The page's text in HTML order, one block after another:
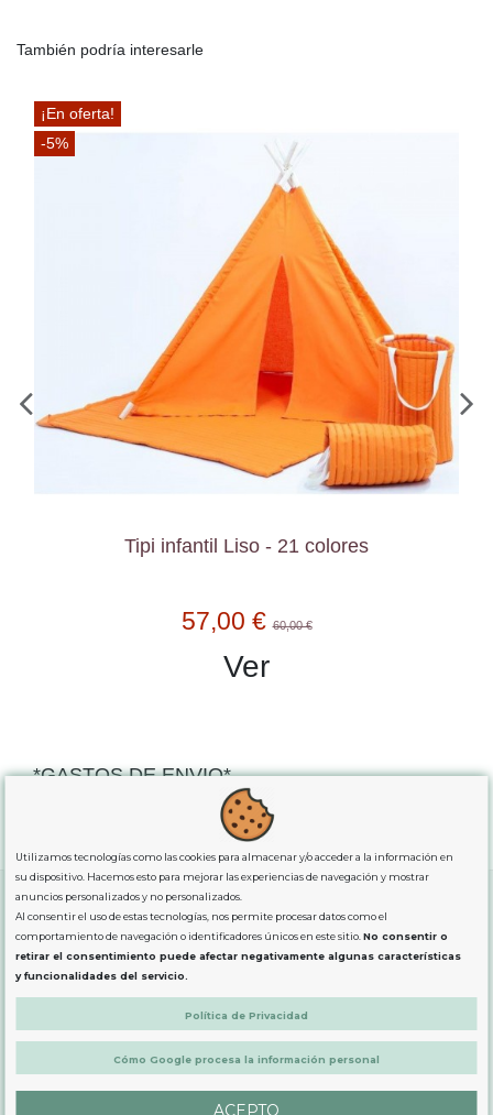
También podría interesarle
¡En oferta!
-5%
Tipi infantil Liso - 21 colores
57,00 €60,00 €
Ver
*GASTOS DE ENVIO*
para comprassuperiores a 80€
exclusiva para la peninsula.
SOBRE NOSOTROS
PRODUCTOS
Utilizamos tecnologías como las cookies para almacenar y/o acceder a la información en
su dispositivo. Hacemos esto para mejorar las experiencias de navegación y mostrar
anuncios personalizados y no personalizados.
Al consentir el uso de estas tecnologías, nos permite procesar datos como el
comportamiento de navegación o identificadores únicos en este sitio.No consentir o
retirar el consentimiento puede afectar negativamente algunas características
y funcionalidades del servicio.
Política de Privacidad
Cómo Google procesa la información personal
ACEPTO